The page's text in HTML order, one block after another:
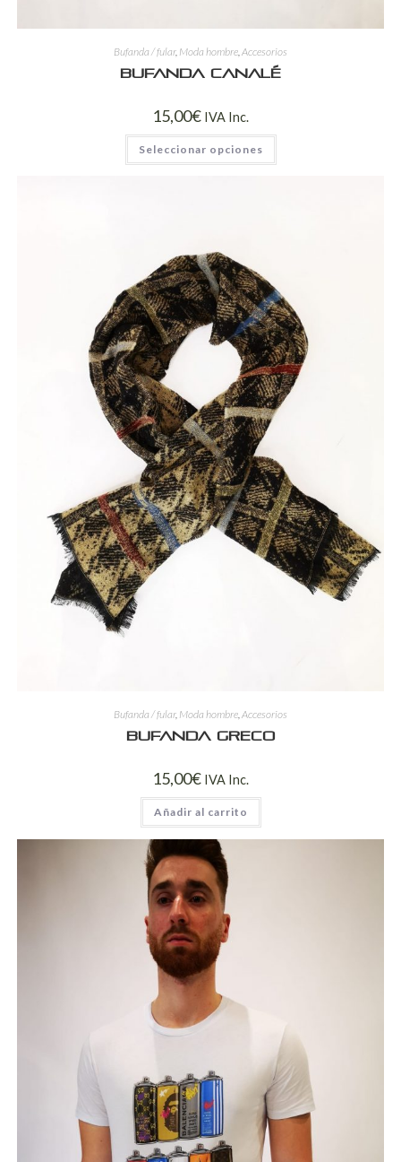
Bufanda / fular, Moda hombre Accesorios
Bufanda canalé
15,00€ IVA Inc.
Seleccionar opciones
Bufanda / fular, Moda hombre,Accesorios
Bufanda Greco
15,00€ IVA Inc.
Añadir al carrito